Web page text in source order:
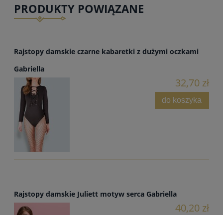
PRODUKTY POWIĄZANE
Rajstopy damskie czarne kabaretki z dużymi oczkami
Gabriella
32,70 zł
do koszyka
Rajstopy damskie Juliett motyw serca Gabriella
40,20 zł